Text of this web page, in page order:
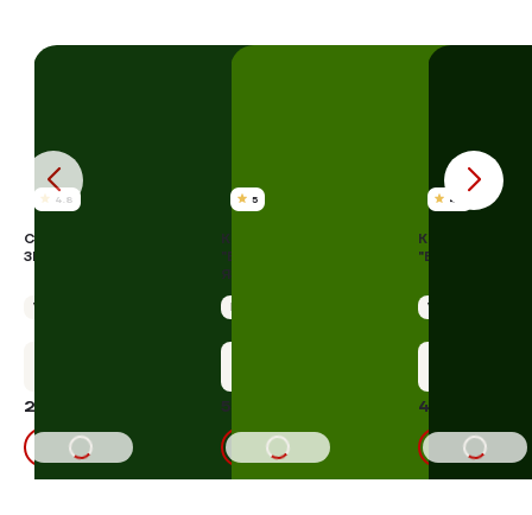
4.8
СМАЛЕЦ "ХУТОРОК" С
ЗЕЛЕНЬЮ
Упаковка 200 г
277,00 ₽
В КОРЗИНУ
5
КОЛБАСА СЕРВЕЛАТ
"БАВАРСКИЙ С
ЯЗЫКОМ" В/К
Индивидуальная упаковка 400г
596,00 ₽
В КОРЗИНУ
4.9
КОЛБАСА
"ВЕНСКИЙ" В/К
Упаковка 350 г
469,00 ₽
В КОРЗИНУ